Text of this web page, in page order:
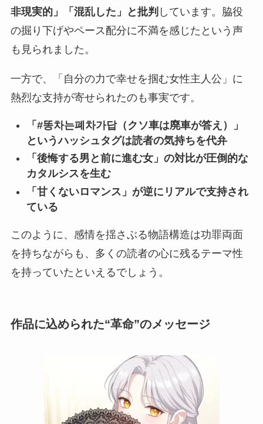
非現実的」「混乱した」と批判 しています。脇役
の掘り下げやペース配分に不満を感じたという声
も見られました。
一方で、
「自分の力で幸せを掴む女性主人公」に
熱烈な支持が寄せられたのも事実です。
「#똥차는폐차가답（クソ車は廃車が答え）」
というハッシュタグは読者の気持ちを代弁
「後悔する男と前に進む女」の対比が圧倒的な
カタルシスを生む
「甘くないロマンス」が逆にリアルで支持され
ている
このように、感情を揺さぶる物語構造は功罪両面
を持ちながらも、多くの読者の心に残るテーマ性
を持っていたといえるでしょう。
作品に込められた“革命”のメッセージ